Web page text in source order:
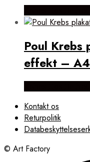
Poul Krebs
effekt –
Kontakt os
Returpolitik
© Art Factory